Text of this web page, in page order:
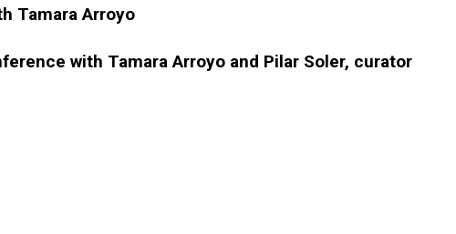
Tamara Arroyo
with Tamara Arroyo and Pilar Soler, curator